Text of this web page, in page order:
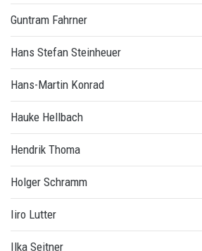
Guntram Fahrner
Hans Stefan Steinheuer
Hans-Martin Konrad
Hauke Hellbach
Hendrik Thoma
Holger Schramm
Iiro Lutter
Ilka Seitner